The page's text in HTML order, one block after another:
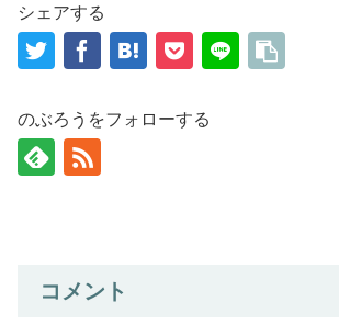
シェアする
のぶろうをフォローする
コメント